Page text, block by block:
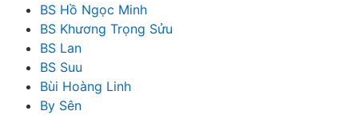
BS Hồ Ngọc Minh
BS Khương Trọng Sửu
BS Lan
BS Suu
Bùi Hoàng Linh
By Sên